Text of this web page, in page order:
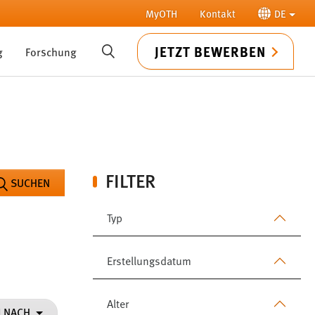
MyOTH Kontakt DE
Forschung SUCHE JETZT BEWERBEN
FILTER
Typ
Erstellungsdatum
Alter
SUCHEN